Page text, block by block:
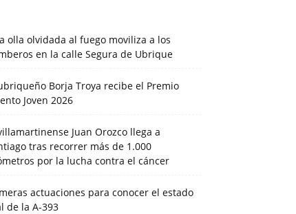
olla olvidada al fuego moviliza a los
en la calle Segura de Ubrique
Borja Troya recibe el Premio
Joven 2026
Juan Orozco llega a
tras recorrer más de 1.000
por la lucha contra el cáncer
actuaciones para conocer el estado
de la A-393